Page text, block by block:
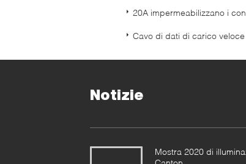
20A impermeabilizzano i
Cavo di dati di carico veloce
Notizie
Mostra 2020 di